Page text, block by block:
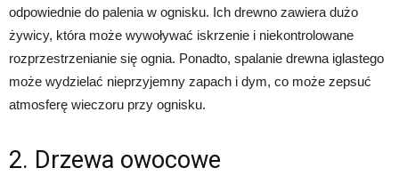
odpowiednie do palenia w ognisku. Ich drewno zawiera dużo
żywicy, która może wywoływać iskrzenie i niekontrolowane
rozprzestrzenianie się ognia. Ponadto, spalanie drewna iglastego
może wydzielać nieprzyjemny zapach i dym, co może zepsuć
atmosferę wieczoru przy ognisku.
2. Drzewa owocowe